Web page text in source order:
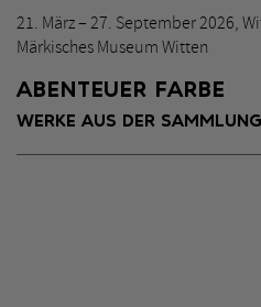
21. März – 27. September 2026,
Märkisches Museum Witten
ABENTEUER FARBE
WERKE AUS DER